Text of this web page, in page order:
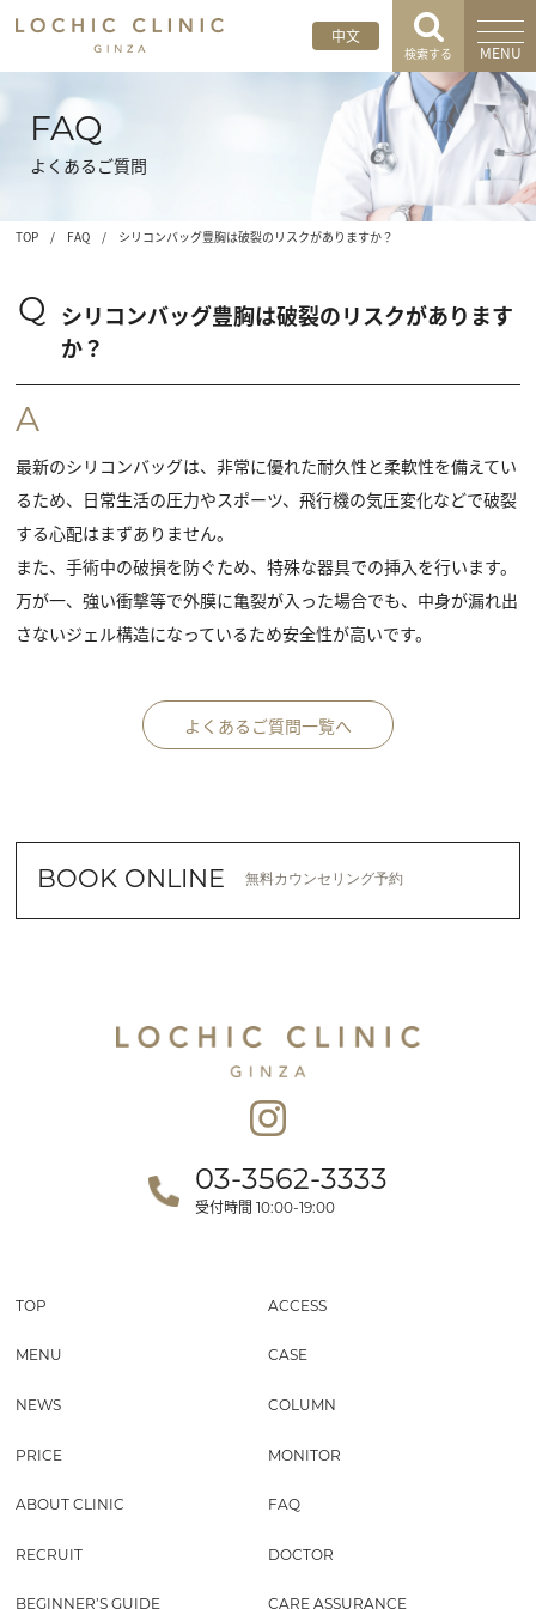
中文
検索する MENU
FAQ
よくあるご質問
TOP / FAQ / シリコンバッグ豊胸は破裂のリスクがありますか？
Q シリコンバッグ豊胸は破裂のリスクがあります
か？
A
最新のシリコンバッグは、非常に優れた耐久性と柔軟性を備えてい
るため、日常生活の圧力やスポーツ、飛行機の気圧変化などで破裂
する心配はまずありません。
また、手術中の破損を防ぐため、特殊な器具での挿入を行います。
万が一、強い衝撃等で外膜に亀裂が入った場合でも、中身が漏れ出
さないジェル構造になっているため安全性が高いです。
よくあるご質問一覧へ
BOOK ONLINE 無料カウンセリング予約
03-3562-3333
受付時間 10:00-19:00
TOP ACCESS
MENU CASE
NEWS COLUMN
PRICE MONITOR
ABOUT CLINIC FAQ
RECRUIT DOCTOR
BEGINNER’S GUIDE CARE ASSURANCE